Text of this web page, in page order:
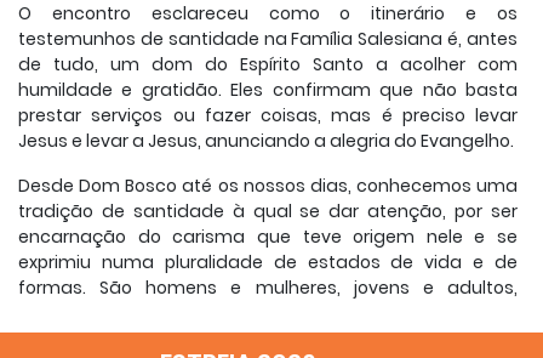
O encontro esclareceu como o itinerário e os
testemunhos de santidade na Família Salesiana é, antes
de tudo, um dom do Espírito Santo a acolher com
humildade e gratidão. Eles confirmam que não basta
prestar serviços ou fazer coisas, mas é preciso levar
Jesus e levar a Jesus, anunciando a alegria do Evangelho.
Desde Dom Bosco até os nossos dias, conhecemos uma
tradição de santidade à qual se dar atenção, por ser
encarnação do carisma que teve origem nele e se
exprimiu numa pluralidade de estados de vida e de
formas. São homens e mulheres, jovens e adultos,
contextos históricos, culturais, sociais diversos no tempo